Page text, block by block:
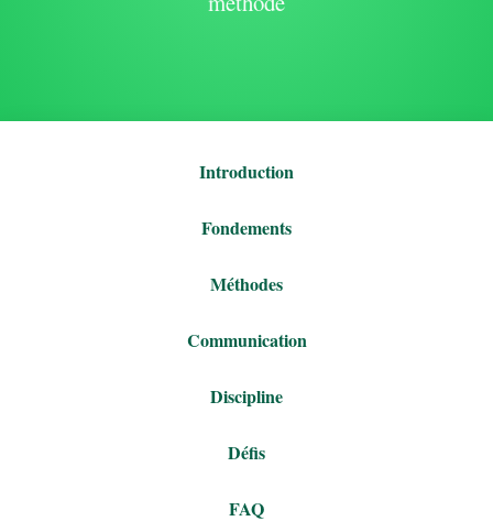
Introduction
Fondements
Méthodes
Communication
Discipline
Défis
FAQ